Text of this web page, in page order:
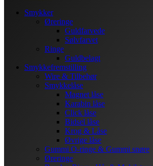
Smykker
Øreringe
Guldfarvede
Sølvfarvet
Ringe
Guldbelagt
Smykkefremstilling
Wire & Tilbehør
Smykkelåse
Magnet låse
Karabin låse
Click låse
Bidsel låse
Krog & Låse
Øvrige låse
Gummi O-ringe & Gummi snøre
Øreringe